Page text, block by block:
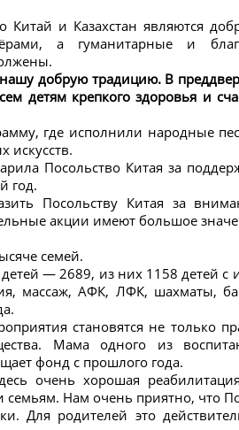
и Казахстан являются
а гуманитарные и
добрую традицию. В
детям крепкого здоровья и
где исполнили народные
искусств.
Посольство Китая за
год.
Посольству Китая за
акции имеют большое
семей.
— 2689, из них 1158 детей с
массаж, АФК, ЛФК, шахматы,
становятся не только
Мама одного из
фонд с прошлого года.
очень хорошая
Нам очень приятно, что
Для родителей это